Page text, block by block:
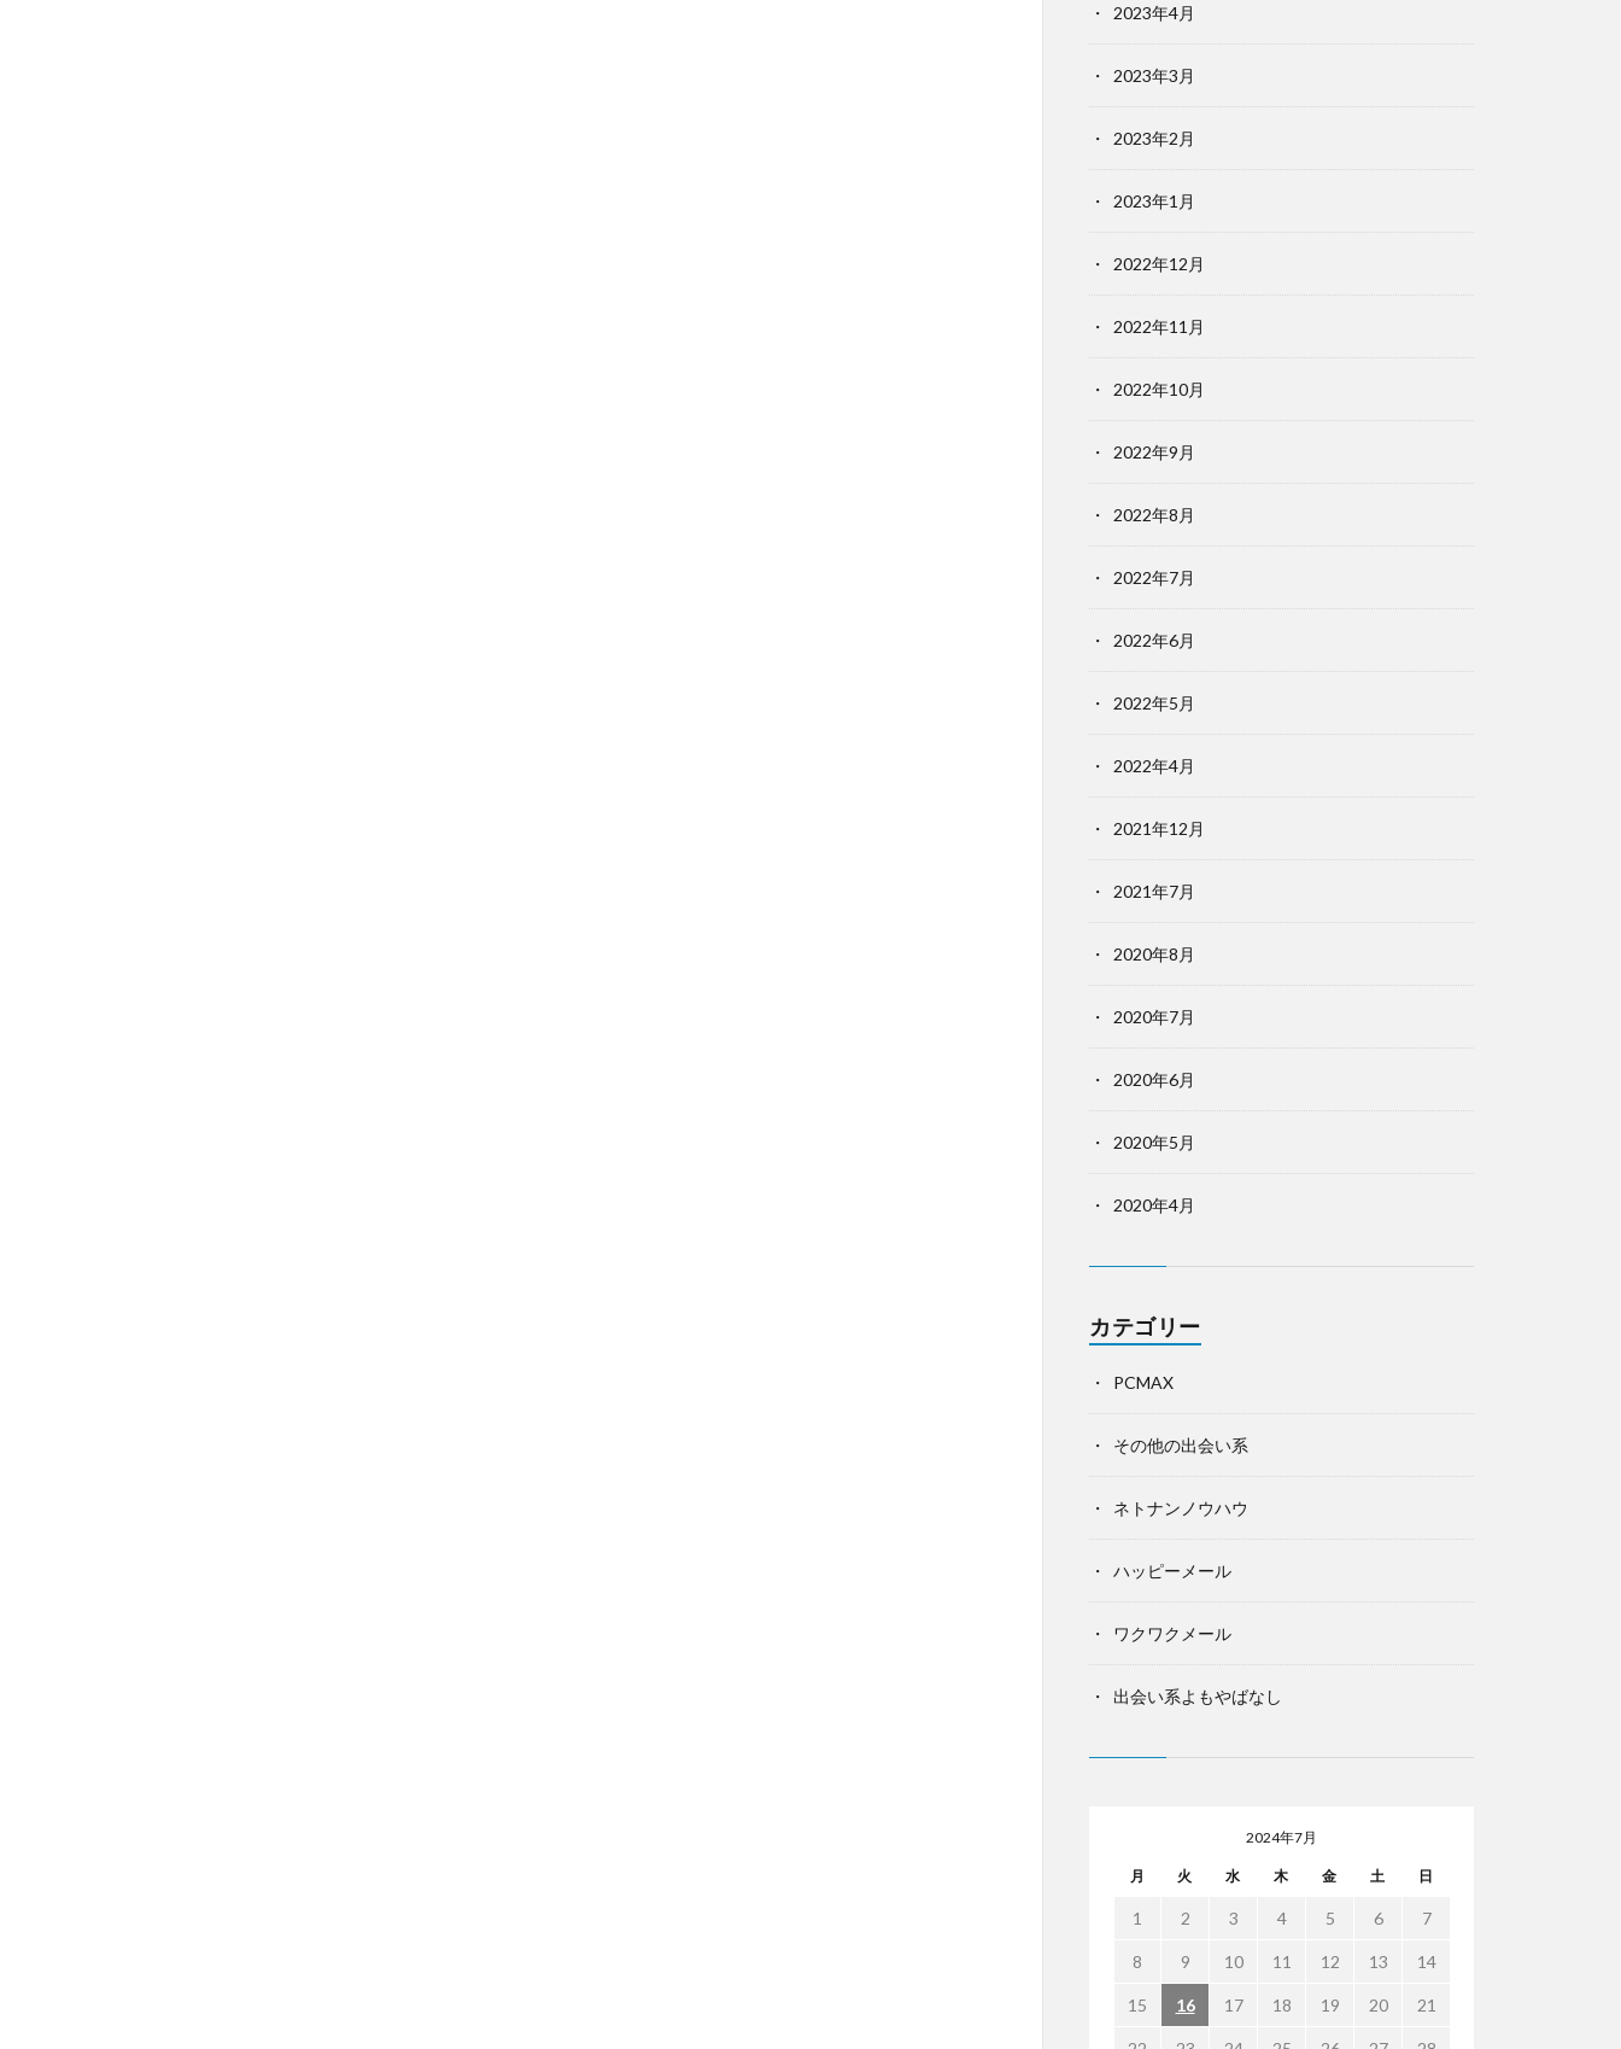
2023年4月
2023年3月
2023年2月
2023年1月
2022年12月
2022年11月
2022年10月
2022年9月
2022年8月
2022年7月
2022年6月
2022年5月
2022年4月
2021年12月
2021年7月
2020年8月
2020年7月
2020年6月
2020年5月
2020年4月
カテゴリー
PCMAX
その他の出会い系
ネトナンノウハウ
ハッピーメール
ワクワクメール
出会い系よもやばなし
2024年7月
月 火 水 木 金 土 日
1 2 3 4 5 6 7
8 9 10 11 12 13 14
15 16 17 18 19 20 21